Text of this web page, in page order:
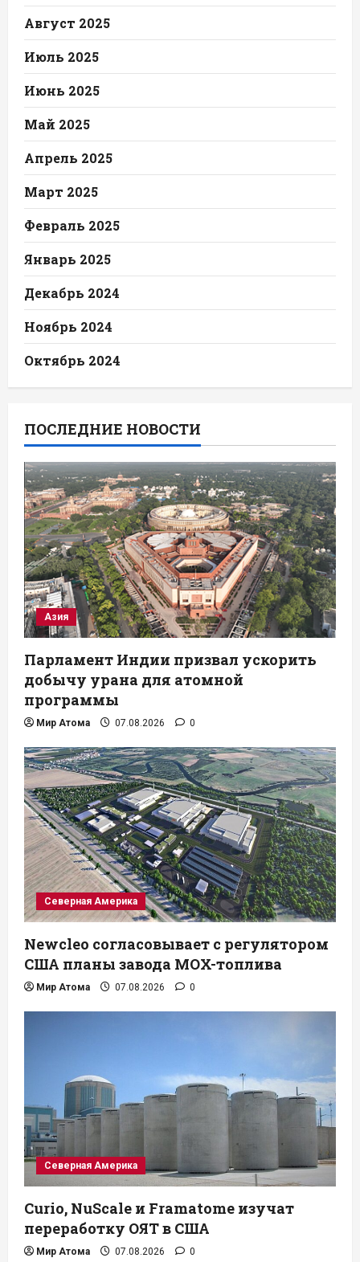
Август 2025
Июль 2025
Июнь 2025
Май 2025
Апрель 2025
Март 2025
Февраль 2025
Январь 2025
Декабрь 2024
Ноябрь 2024
Октябрь 2024
ПОСЛЕДНИЕ НОВОСТИ
Азия
Парламент Индии призвал ускорить
добычу урана для атомной
программы
Мир Атома 07.08.2026 0
Северная Америка
Newcleo согласовывает с регулятором
США планы завода MOX-топлива
Мир Атома 07.08.2026 0
Северная Америка
Curio, NuScale и Framatome изучат
переработку ОЯТ в США
Мир Атома 07.08.2026 0